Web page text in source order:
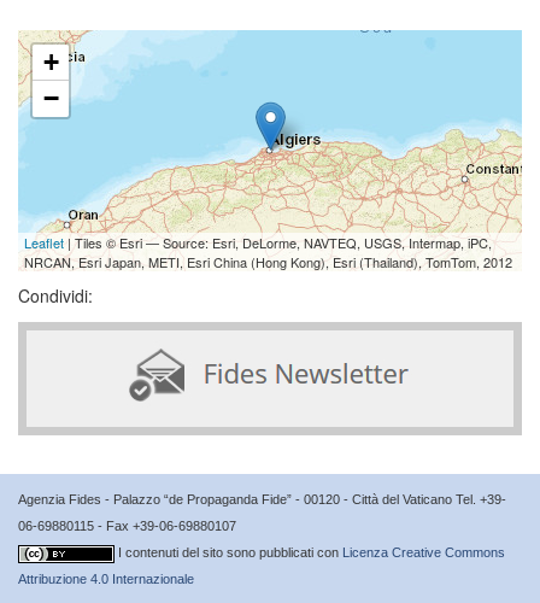
+
−
Leaflet | Tiles © Esri — Source: Esri, DeLorme, NAVTEQ, USGS, Intermap, iPC,
NRCAN, Esri Japan, METI, Esri China (Hong Kong), Esri (Thailand), TomTom, 2012
Condividi:
Agenzia Fides - Palazzo “de Propaganda Fide” - 00120 - Città del Vaticano Tel. +39-
06-69880115 - Fax +39-06-69880107
I contenuti del sito sono pubblicati con Licenza Creative Commons
Attribuzione 4.0 Internazionale